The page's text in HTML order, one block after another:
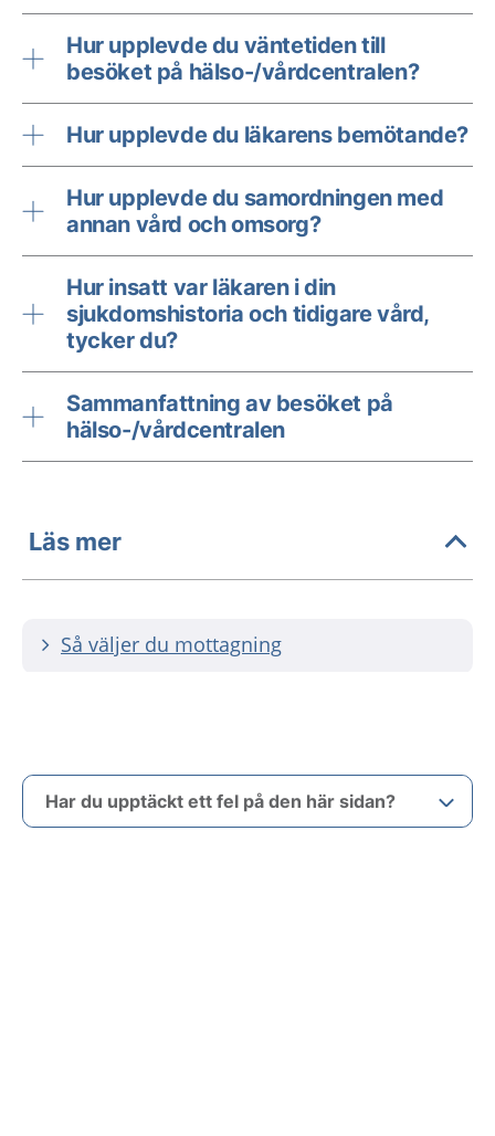
Hur upplevde du väntetiden till
besöket på hälso-/vårdcentralen?
Hur upplevde du läkarens bemötande?
Hur upplevde du samordningen med
annan vård och omsorg?
Hur insatt var läkaren i din
sjukdomshistoria och tidigare vård,
tycker du?
Sammanfattning av besöket på
hälso-/vårdcentralen
Läs mer
Så väljer du mottagning
Har du upptäckt ett fel på den här sidan?